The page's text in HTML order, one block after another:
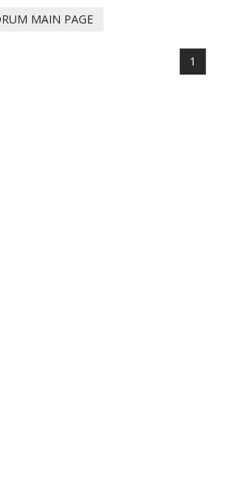
MAIN PAGE
1